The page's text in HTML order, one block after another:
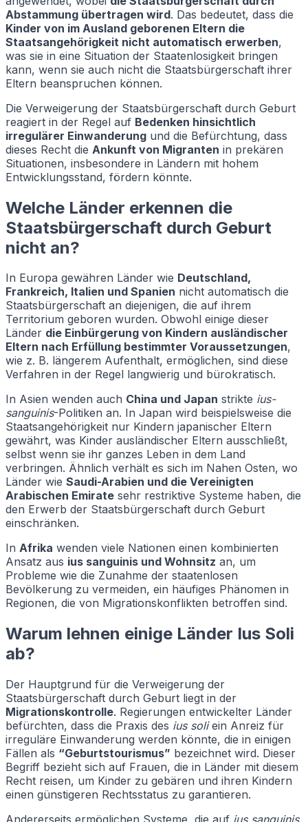
Abstammung übertragen wird. Das bedeutet, dass die
Kinder von im Ausland geborenen Eltern die
Staatsangehörigkeit nicht automatisch erwerben,
was sie in eine Situation der Staatenlosigkeit bringen
kann, wenn sie auch nicht die Staatsbürgerschaft ihrer
Eltern beanspruchen können.
Die Verweigerung der Staatsbürgerschaft durch Geburt
reagiert in der Regel auf Bedenken hinsichtlich
irregulärer Einwanderung und die Befürchtung, dass
dieses Recht die Ankunft von Migranten in prekären
Situationen, insbesondere in Ländern mit hohem
Entwicklungsstand, fördern könnte.
Welche Länder erkennen die
Staatsbürgerschaft durch Geburt
nicht an?
In Europa gewähren Länder wie Deutschland,
Frankreich, Italien und Spanien nicht automatisch die
Staatsbürgerschaft an diejenigen, die auf ihrem
Territorium geboren wurden. Obwohl einige dieser
Länder die Einbürgerung von Kindern ausländischer
Eltern nach Erfüllung bestimmter Voraussetzungen,
wie z. B. längerem Aufenthalt, ermöglichen, sind diese
Verfahren in der Regel langwierig und bürokratisch.
In Asien wenden auch China und Japan strikte ius-
sanguinis-Politiken an. In Japan wird beispielsweise die
Staatsangehörigkeit nur Kindern japanischer Eltern
gewährt, was Kinder ausländischer Eltern ausschließt,
selbst wenn sie ihr ganzes Leben in dem Land
verbringen. Ähnlich verhält es sich im Nahen Osten, wo
Länder wie Saudi-Arabien und die Vereinigten
Arabischen Emirate sehr restriktive Systeme haben, die
den Erwerb der Staatsbürgerschaft durch Geburt
einschränken.
In Afrika wenden viele Nationen einen kombinierten
Ansatz aus ius sanguinis und Wohnsitz an, um
Probleme wie die Zunahme der staatenlosen
Bevölkerung zu vermeiden, ein häufiges Phänomen in
Regionen, die von Migrationskonflikten betroffen sind.
Warum lehnen einige Länder Ius Soli
ab?
Der Hauptgrund für die Verweigerung der
Staatsbürgerschaft durch Geburt liegt in der
Migrationskontrolle. Regierungen entwickelter Länder
befürchten, dass die Praxis des ius soliein Anreiz für
irreguläre Einwanderung werden könnte, die in einigen
Fällen als “Geburtstourismus” bezeichnet wird. Dieser
Begriff bezieht sich auf Frauen, die in Länder mit diesem
Recht reisen, um Kinder zu gebären und ihren Kindern
einen günstigeren Rechtsstatus zu garantieren.